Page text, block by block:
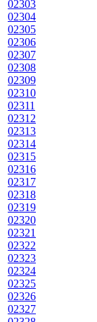
02303
02304
02305
02306
02307
02308
02309
02310
02311
02312
02313
02314
02315
02316
02317
02318
02319
02320
02321
02322
02323
02324
02325
02326
02327